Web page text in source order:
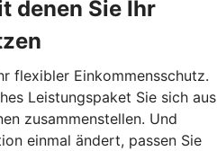
denen Sie Ihr
flexibler Einkommensschutz.
Leistungspaket Sie sich aus
zusammenstellen. Und
einmal ändert, passen Sie